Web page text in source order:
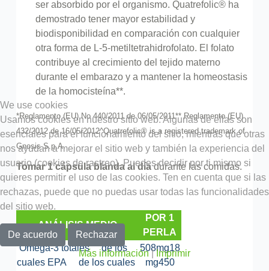
ser absorbido por el organismo. Quatrefolic® ha
demostrado tener mayor estabilidad y
biodisponibilidad en comparación con cualquier
otra forma de L-5-metiltetrahidrofolato. El folato
contribuye al crecimiento del tejido materno
durante el embarazo y a mantener la homeostasis
de la homocisteína**.
*Reglamento (EU) No 440/2011 de 06/05/2011** Reglamento (EU)
432/2012 de 16/05/2012^Quatrefolic® is a registered trademark of
Gnosis S.p.A.
Tomar 1 cápsula blanda al díadurante las comidas.
ANÁLISIS MEDIO
POR 1
PERLA
Omega-3 totalesde los
cuales EPA de los cuales
508mg18
mg450
We use cookies
Usamos cookies en nuestro sitio web. Algunas de ellas son
esenciales para el funcionamiento del sitio, mientras que otras
nos ayudan a mejorar el sitio web y también la experiencia del
usuario (cookies de rastreo). Puedes decidir por ti mismo si
quieres permitir el uso de las cookies. Ten en cuenta que si las
rechazas, puede que no puedas usar todas las funcionalidades
del sitio web.
De acuerdo
Rechazar
Más información|Imprimir